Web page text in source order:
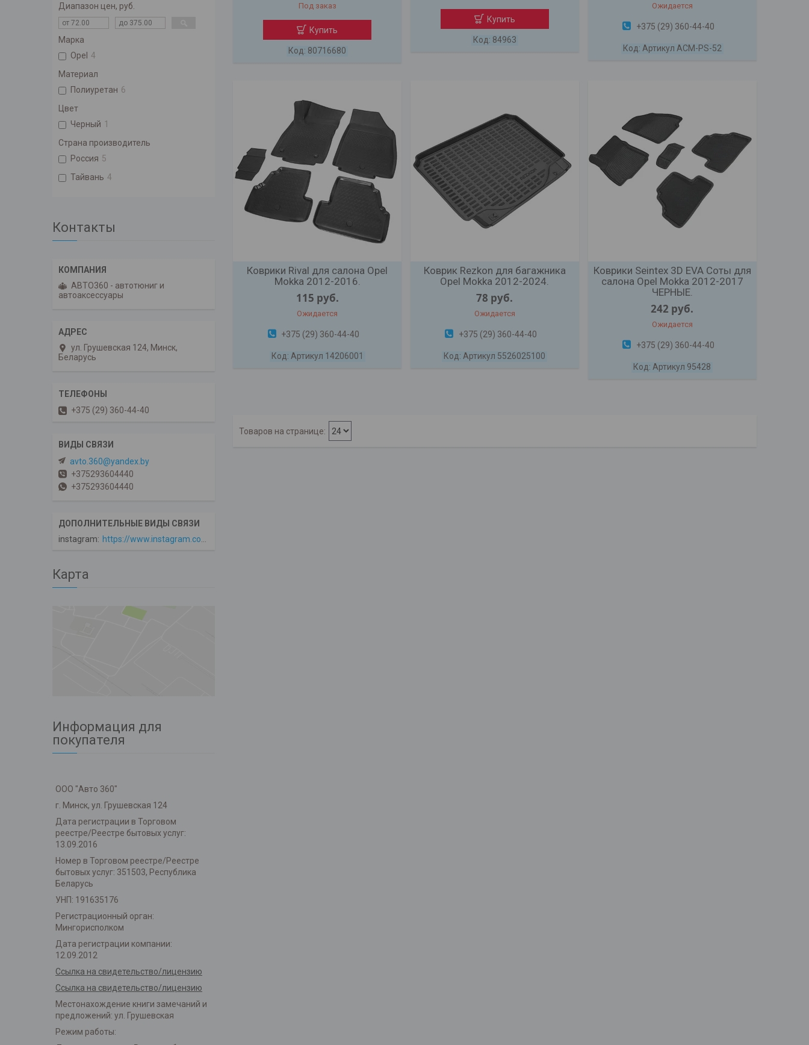
Под заказ
Купить
80716680
Купить
84963
Ожидается
+375 (29) 360-44-40
Артикул ACM-PS-52
Коврики Rival для салона Opel
Mokka 2012-2016.
115 руб.
Ожидается
+375 (29) 360-44-40
Артикул 14206001
Коврик Rezkon для багажника
Opel Mokka 2012-2024.
78 руб.
Ожидается
+375 (29) 360-44-40
Артикул 5526025100
Коврики Seintex 3D EVA Соты для
салона Opel Mokka 2012-2017
ЧЕРНЫЕ.
242 руб.
Ожидается
+375 (29) 360-44-40
Артикул 95428
Диапазон цен, руб.
Марка
Opel 4
Материал
Полиуретан 6
Цвет
Черный 1
Страна производитель
Россия 5
Тайвань 4
Контакты
АВТО360 - автотюниг и
автоаксессуары
ул. Грушевская 124, Минск,
Беларусь
+375 (29) 360-44-40
avto.360@yandex.by
+375293604440
+375293604440
instagram https://www.instagram.com/avto360
Карта
Информация для
покупателя
ООО "Авто 360"
г. Минск, ул. Грушевская 124
Дата регистрации в Торговом
реестре/Реестре бытовых услуг:
13.09.2016
Номер в Торговом реестре/Реестре
бытовых услуг: 351503, Республика
Беларусь
УНП: 191635176
Регистрационный орган:
Мингорисполком
Дата регистрации компании:
12.09.2012
Ссылка на свидетельство/лицензию
Ссылка на свидетельство/лицензию
Местонахождение книги замечаний и
предложений: ул. Грушевская
Режим работы: